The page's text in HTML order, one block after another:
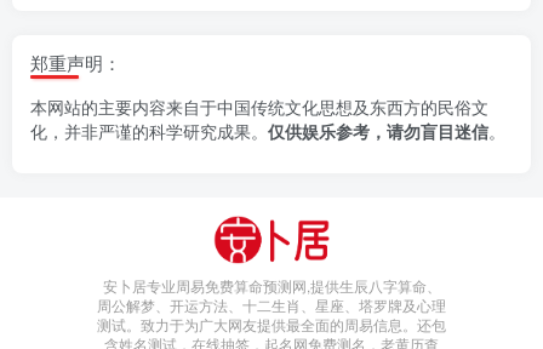
郑重声明：
本网站的主要内容来自于中国传统文化思想及东西方的民俗文
化，并非严谨的科学研究成果。 仅供娱乐参考，请勿盲目迷信。
安卜居专业周易免费算命预测网,提供生辰八字算命、
周公解梦、开运方法、十二生肖、星座、塔罗牌及心理
测试。致力于为广大网友提供最全面的周易信息。还包
含姓名测试，在线抽签，起名网免费测名，老黄历查